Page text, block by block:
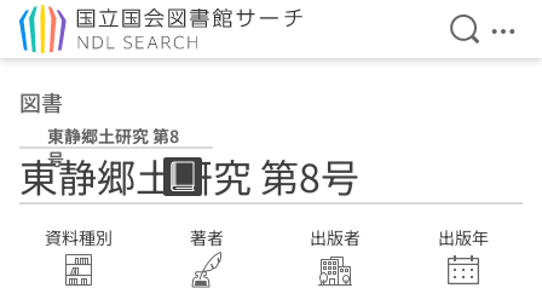
検索を
メ
図書
東静郷土研究 第8
号
東静郷土研究 第8号
資料種別 著者 出版者 出版年